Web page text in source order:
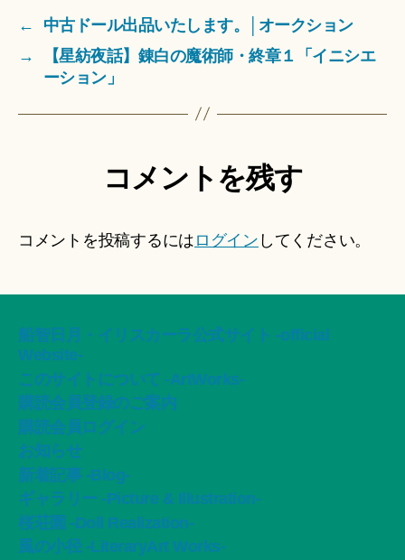
←
中古ドール出品いたします。│オークション
→
【星紡夜話】錬白の魔術師・終章１「イニシエ
ーション」
コメントを残す
コメントを投稿するには ログイン してください。
船智日月・イリスカーラ公式サイト -official
Website-
このサイトについて -ArtWorks-
購読会員登録のご案内
購読会員ログイン
お知らせ
新着記事 -Blog-
ギャラリー -Picture & Illustration-
桜荘園 -Doll Realization-
風の小径 -LiteraryArt Works-